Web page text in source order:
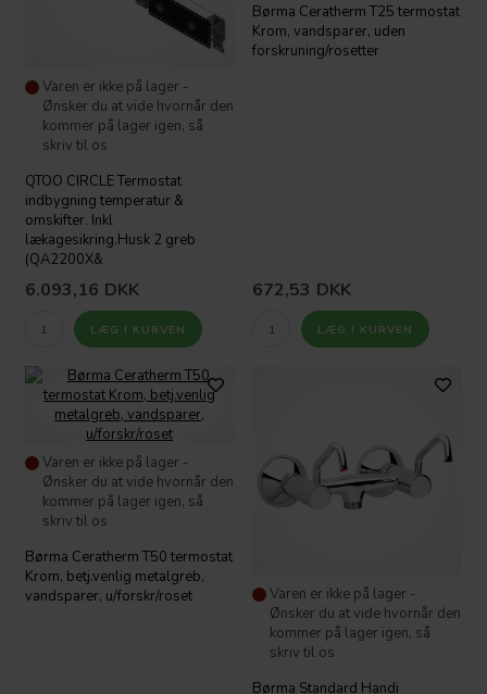
Varen er ikke på lager -
Ønsker du at vide hvornår den
kommer på lager igen, så
skriv til os
QTOO CIRCLE Termostat
indbygning temperatur &
omskifter. Inkl
lækagesikring.Husk 2 greb
(QA2200X&
6.093,16 DKK
Børma Ceratherm T25 termostat
Krom, vandsparer, uden
forskruning/rosetter
672,53 DKK
Varen er ikke på lager -
Ønsker du at vide hvornår den
kommer på lager igen, så
skriv til os
Børma Ceratherm T50 termostat
Krom, betj.venlig metalgreb,
vandsparer, u/forskr/roset
Varen er ikke på lager -
Ønsker du at vide hvornår den
kommer på lager igen, så
skriv til os
Børma Standard Handi